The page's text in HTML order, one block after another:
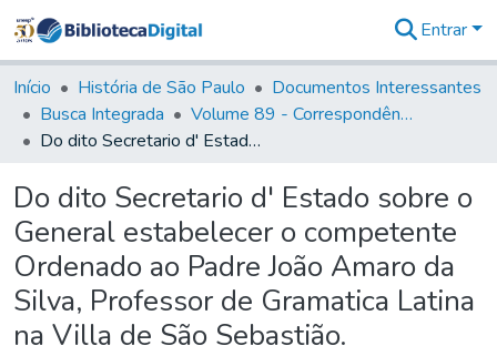
&
Coleções
Tudo na
Biblioteca
Estatísticas
Entrar
Início História de São Paulo
Documentos Interessantes
Busca Integrada
Volume 89 - Correspondência do então Governador e Capitão General de São Paulo, Antonio Manoel de Mello Castro (1797-1802)
Do dito Secretario d' Estado sobre o General estabelecer o competente Ordenado ao Padre João Amaro da Silva, Professor de Gramatica Latina na Villa de São Sebastião.
Do dito Secretario d' Estado sobre o
General estabelecer o competente
Ordenado ao Padre João Amaro da
Silva, Professor de Gramatica Latina
na Villa de São Sebastião.